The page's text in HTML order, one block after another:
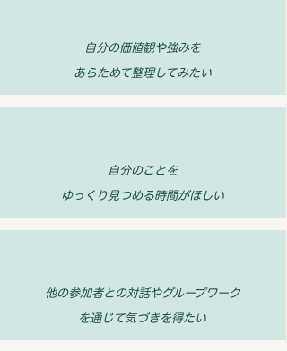
自分の価値観や強みを
あらためて整理してみたい
自分のことを
ゆっくり見つめる時間がほしい​
他の参加者との対話やグループワーク
を通じて気づきを得たい